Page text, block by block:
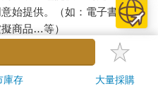
始提供。（如：電子書、電
商品…等）
如：內衣褲、刮鬍刀、除毛
貨7天的猶豫期（含例假
庫存 大量採購